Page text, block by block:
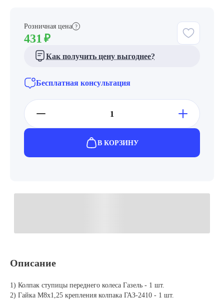
Розничная цена ?
431 ₽
Как получить цену выгоднее?
Бесплатная консультация
В КОРЗИНУ
Описание
1) Колпак ступицы переднего колеса Газель - 1 шт.
2) Гайка М8х1,25 крепления колпака ГАЗ-2410 - 1 шт.